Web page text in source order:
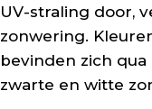
UV-straling door,
zonwering.
bevinden zich
zwarte en witte